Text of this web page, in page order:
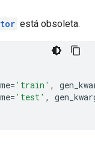
está obsoleta.
= 'train' ,
= 'test' ,